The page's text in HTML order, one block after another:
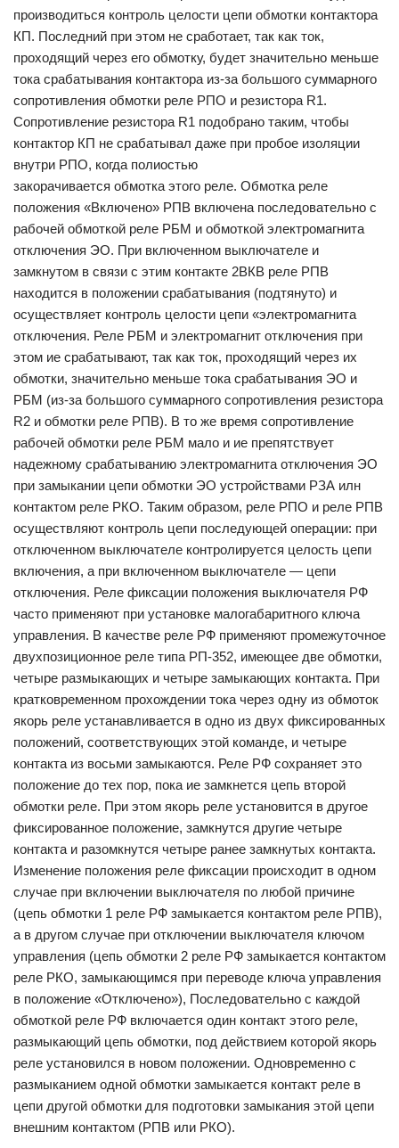
производиться контроль целости цепи обмотки контактора
КП. Последний при этом не сработает, так как ток,
проходящий через его обмотку, будет значительно меньше
тока срабатывания контактора из-за большого суммарного
сопротивления обмотки реле РПО и резистора R1.
Сопротивление резистора R1 подобрано таким, чтобы
контактор КП не срабатывал даже при пробое изоляции
внутри РПО, когда полиостью
закорачивается обмотка этого реле. Обмотка реле
положения «Включено» РПВ включена последовательно с
рабочей обмоткой реле РБМ и обмоткой электромагнита
отключения ЭО. При включенном выключателе и
замкнутом в связи с этим контакте 2ВКВ реле РПВ
находится в положении срабатывания (подтянуто) и
осуществляет контроль целости цепи «электромагнита
отключения. Реле РБМ и электромагнит отключения при
этом ие срабатывают, так как ток, проходящий через их
обмотки, значительно меньше тока срабатывания ЭО и
РБМ (из-за большого суммарного сопротивления резистора
R2 и обмотки реле РПВ). В то же время сопротивление
рабочей обмотки реле РБМ мало и ие препятствует
надежному срабатыванию электромагнита отключения ЭО
при замыкании цепи обмотки ЭО устройствами РЗА илн
контактом реле РКО. Таким образом, реле РПО и реле РПВ
осуществляют контроль цепи последующей операции: при
отключенном выключателе контролируется целость цепи
включения, а при включенном выключателе — цепи
отключения. Реле фиксации положения выключателя РФ
часто применяют при установке малогабаритного ключа
управления. В качестве реле РФ применяют промежуточное
двухпозиционное реле типа РП-352, имеющее две обмотки,
четыре размыкающих и четыре замыкающих контакта. При
кратковременном прохождении тока через одну из обмоток
якорь реле устанавливается в одно из двух фиксированных
положений, соответствующих этой команде, и четыре
контакта из восьми замыкаются. Реле РФ сохраняет это
положение до тех пор, пока ие замкнется цепь второй
обмотки реле. При этом якорь реле установится в другое
фиксированное положение, замкнутся другие четыре
контакта и разомкнутся четыре ранее замкнутых контакта.
Изменение положения реле фиксации происходит в одном
случае при включении выключателя по любой причине
(цепь обмотки 1 реле РФ замыкается контактом реле РПВ),
а в другом случае при отключении выключателя ключом
управления (цепь обмотки 2 реле РФ замыкается контактом
реле РКО, замыкающимся при переводе ключа управления
в положение «Отключено»), Последовательно с каждой
обмоткой реле РФ включается один контакт этого реле,
размыкающий цепь обмотки, под действием которой якорь
реле установился в новом положении. Одновременно с
размыканием одной обмотки замыкается контакт реле в
цепи другой обмотки для подготовки замыкания этой цепи
внешним контактом (РПВ или РКО).